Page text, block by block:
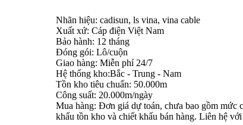
Nhãn hiệu: cadisun, ls vina, vina cable
Xuất xứ: Cáp điện Việt Nam
Bảo hành: 12 tháng
Đóng gói: Lô/cuộn
Giao hàng: Miễn phí 24/7
Hệ thống kho:Bắc - Trung - Nam
Tồn kho tiêu chuẩn: 50.000m
Công suất: 20.000m/ngày
Mua hàng: Đơn giá dự toán, chưa bao gồm mức
khấu tồn kho và chiết khấu bán hàng. Liên hệ